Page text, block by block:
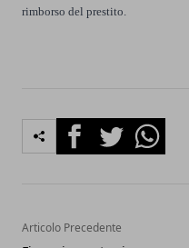
rimborso del prestito.
FacebookTwitterWhatsapp
Articolo Precedente